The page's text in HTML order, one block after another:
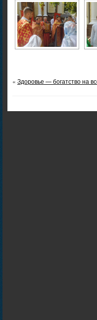
« Здоровье — богатство на